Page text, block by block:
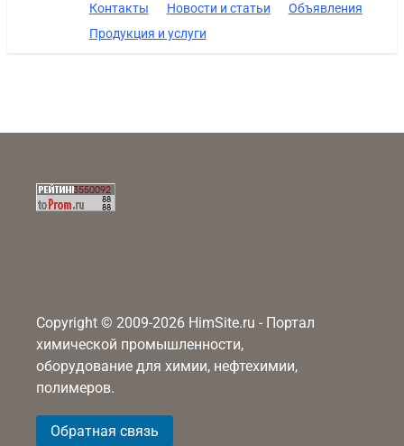
Контакты Новости и статьи
Объявления
Продукция и услуги
Copyright © 2009-2026 HimSite.ru - Портал
химической промышленности,
оборудование для химии, нефтехимии,
полимеров.
Обратная связь